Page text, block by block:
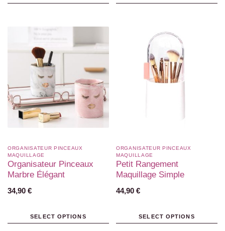
ORGANISATEUR PINCEAUX
MAQUILLAGE
Organisateur Pinceaux
Marbre Élégant
34,90 €
SELECT OPTIONS
ORGANISATEUR PINCEAUX
MAQUILLAGE
Petit Rangement
Maquillage Simple
44,90 €
SELECT OPTIONS